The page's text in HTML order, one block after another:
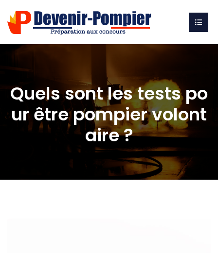
Quels sont les tests po
ur être pompier volont
aire ?